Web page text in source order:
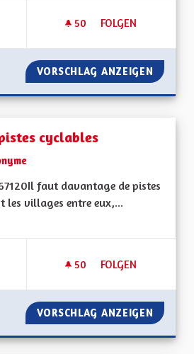
50 50 FOLLOWER
FOLGEN
COMPÉTENCES
VORSCHLAG ANZEIGEN
cyclables
faut davantage de pistes
les villages entre eux,...
50 50 FOLLOWER
FOLGEN
DAVANTAGE DE
VORSCHLAG ANZEIGEN